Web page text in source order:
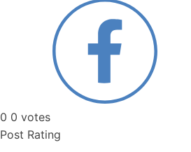
0 0 votes
Post Rating